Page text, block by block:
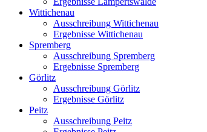
Wittichenau
Ausschreibung Wittichenau
Ergebnisse Wittichenau
Spremberg
Ausschreibung Spremberg
Ergebnisse Spremberg
Görlitz
Ausschreibung Görlitz
Ergebnisse Görlitz
Peitz
Ausschreibung Peitz